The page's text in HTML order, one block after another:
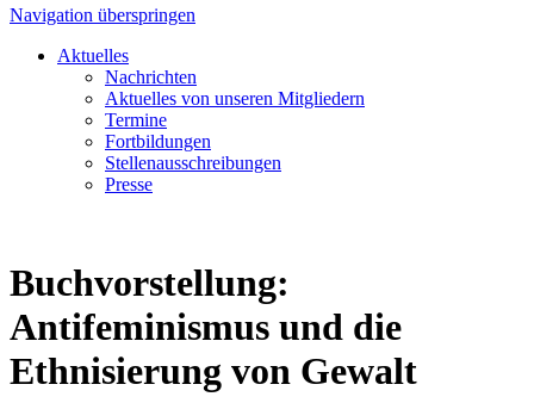
Navigation überspringen
Aktuelles
Nachrichten
Aktuelles von unseren Mitgliedern
Termine
Fortbildungen
Stellenausschreibungen
Presse
Buchvorstellung:
Antifeminismus und die
Ethnisierung von Gewalt